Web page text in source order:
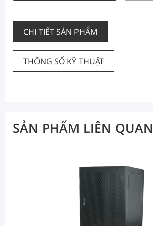
CHI TIẾT SẢN PHẨM
THÔNG SỐ KỸ THUẬT
SẢN PHẨM LIÊN QUAN